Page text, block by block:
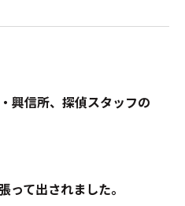
興信所、探偵スタッフの
って出されました。